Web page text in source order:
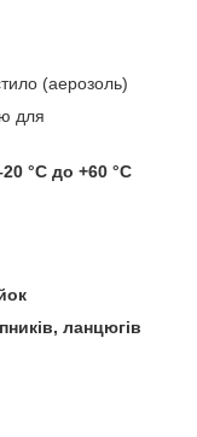
(аерозоль)
для
°C до +60 °C
ланцюгів